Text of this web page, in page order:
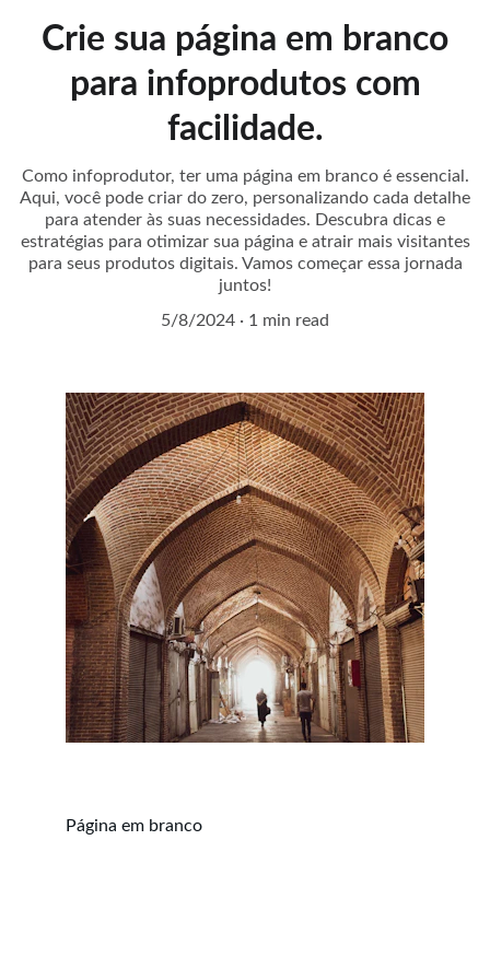
Crie sua página em branco
para infoprodutos com
facilidade.
Como infoprodutor, ter uma página em branco é essencial.
Aqui, você pode criar do zero, personalizando cada detalhe
para atender às suas necessidades. Descubra dicas e
estratégias para otimizar sua página e atrair mais visitantes
para seus produtos digitais. Vamos começar essa jornada
juntos!
5/8/2024
1 min read
Página em branco